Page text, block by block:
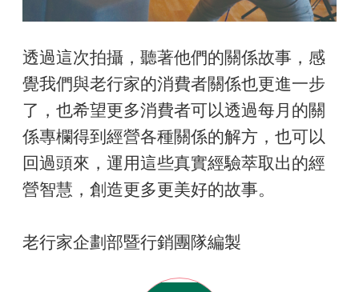
透過這次拍攝，聽著他們的關係故事，感
覺我們與老行家的消費者關係也更進一步
了，也希望更多消費者可以透過每月的關
係專欄得到經營各種關係的解方，也可以
回過頭來，運用這些真實經驗萃取出的經
營智慧，創造更多更美好的故事。
老行家企劃部暨行銷團隊編製